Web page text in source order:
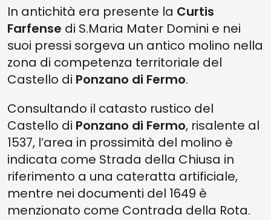
In antichità era presente la Curtis
Farfense di S.Maria Mater Domini e nei
suoi pressi sorgeva un antico molino nella
zona di competenza territoriale del
Castello di Ponzano di Fermo.
Consultando il catasto rustico del
Castello di Ponzano di Fermo, risalente al
1537, l’area in prossimità del molino è
indicata come Strada della Chiusa in
riferimento a una cateratta artificiale,
mentre nei documenti del 1649 è
menzionato come Contrada della Rota.